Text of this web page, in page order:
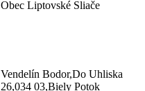
Obec Liptovské Sliače
Vendelín Bodor,Do Uhliska
26,034 03,Biely Potok